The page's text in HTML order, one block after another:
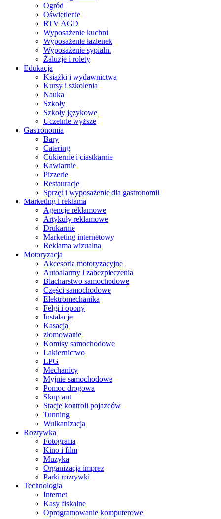
Ogród
Oświetlenie
RTV AGD
Wyposażenie kuchni
Wyposażenie łazienek
Wyposażenie sypialni
Żaluzje i rolety
Edukacja
Książki i wydawnictwa
Kursy i szkolenia
Nauka
Szkoły
Szkoły językowe
Uczelnie wyższe
Gastronomia
Bary
Catering
Cukiernie i ciastkarnie
Kawiarnie
Pizzerie
Restauracje
Sprzęt i wyposażenie dla gastronomii
Marketing i reklama
Agencje reklamowe
Artykuły reklamowe
Drukarnie
Marketing internetowy
Reklama wizualna
Motoryzacja
Akcesoria motoryzacyjne
Autoalarmy i zabezpieczenia
Blacharstwo samochodowe
Części samochodowe
Elektromechanika
Felgi i opony
Instalacje
Kasacja
złomowanie
Komisy samochodowe
Lakiernictwo
LPG
Mechanicy
Myjnie samochodowe
Pomoc drogowa
Skup aut
Stacje kontroli pojazdów
Tunning
Wulkanizacja
Rozrywka
Fotografia
Kino i film
Muzyka
Organizacja imprez
Parki rozrywki
Technologia
Internet
Kasy fiskalne
Oprogramowanie komputerowe